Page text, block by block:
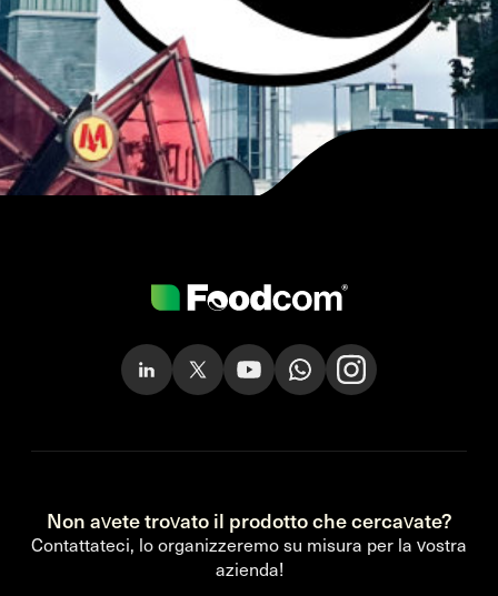
Non avete trovato il prodotto che cercavate?
Contattateci, lo organizzeremo su misura per la vostra
azienda!